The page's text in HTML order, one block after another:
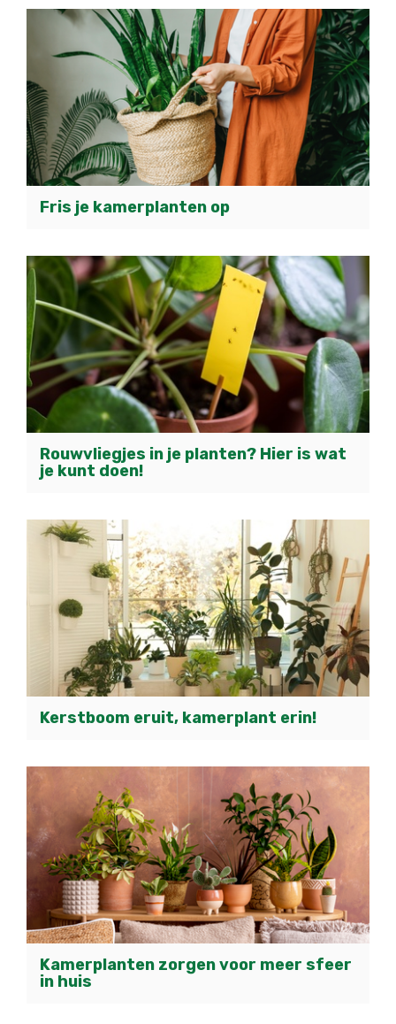
Fris je kamerplanten op
Rouwvliegjes in je planten? Hier is wat
je kunt doen!
Kerstboom eruit, kamerplant erin!
Kamerplanten zorgen voor meer sfeer
in huis